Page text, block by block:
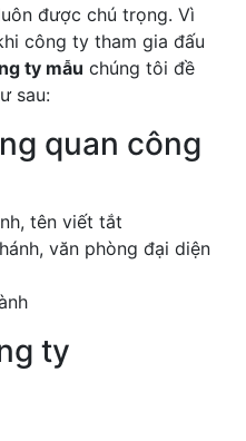
được chú trọng. Vì
công ty tham gia đấu
ty mẫu chúng tôi đề
sau:
quan công
tên viết tắt
văn phòng đại diện
ty